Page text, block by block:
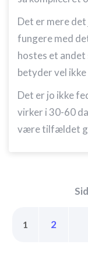
Det er mere
fungere med
hostes et
betyder vel ikke
Det er jo ikke
virker i 30-60
være tilfældet
1 2